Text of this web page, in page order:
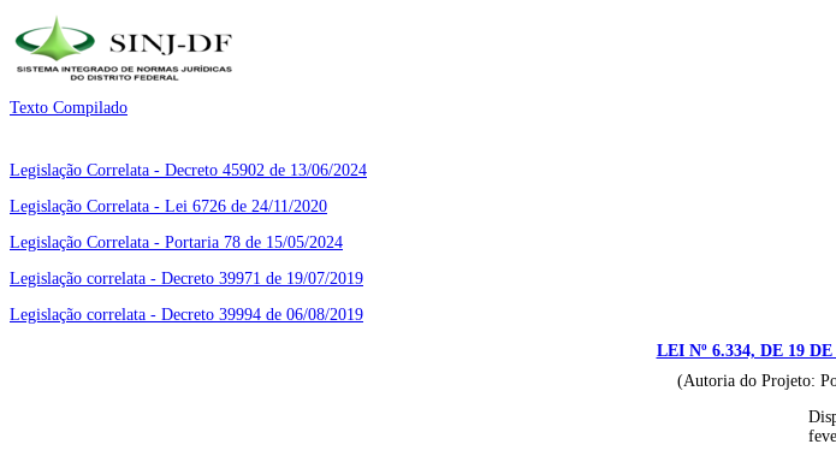
Texto Compilado
Legislação Correlata - Decreto 45902 de 13/06/2024
Legislação Correlata - Lei 6726 de 24/11/2020
Legislação Correlata - Portaria 78 de 15/05/2024
Legislação correlata - Decreto 39971 de 19/07/2019
Legislação correlata - Decreto 39994 de 06/08/2019
LEI Nº 6.334, DE 19
(Autoria do Projeto: